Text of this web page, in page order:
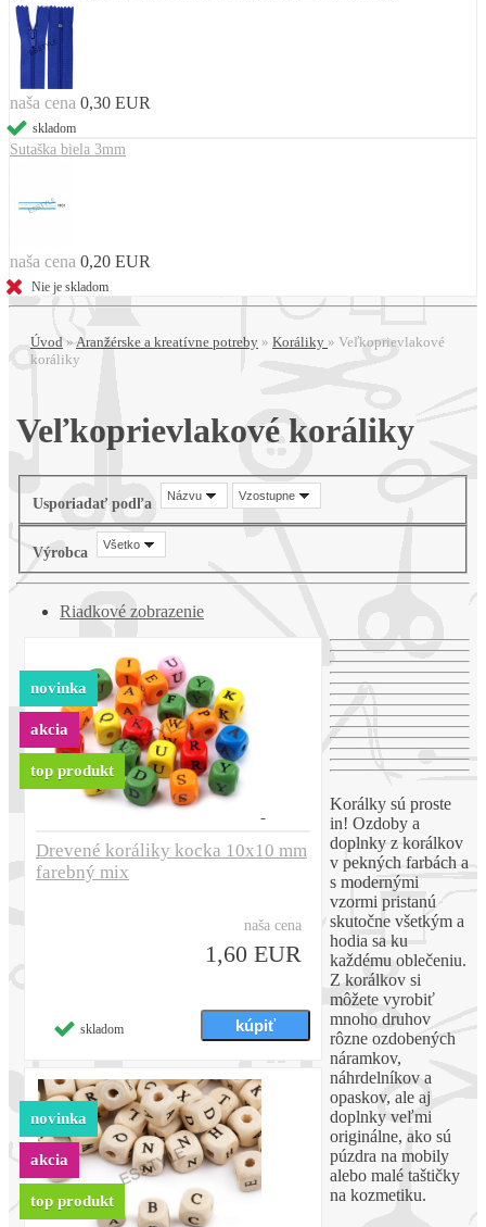
naša cena 0,30 EUR
skladom
Sutaška biela 3mm
naša cena 0,20 EUR
Nie je skladom
Úvod » Aranžérske a kreatívne potreby » Koráliky » Veľkoprievlakové
koráliky
Veľkoprievlakové koráliky
Usporiadať podľa Názvu Vzostupne
Výrobca Všetko
Riadkové zobrazenie
Drevené koráliky kocka 10x10 mm
farebný mix
naša cena
1,60 EUR
skladom
novinka
akcia
top produkt
novinka
akcia
top produkt
Korálky sú proste
in! Ozdoby a
doplnky z korálkov
v pekných farbách a
s modernými
vzormi pristanú
skutočne všetkým a
hodia sa ku
každému oblečeniu.
Z korálkov si
môžete vyrobiť
mnoho druhov
rôzne ozdobených
náramkov,
náhrdelníkov a
opaskov, ale aj
doplnky veľmi
originálne, ako sú
púzdra na mobily
alebo malé taštičky
na kozmetiku.